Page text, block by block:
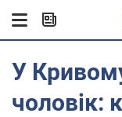
У
чоловік: